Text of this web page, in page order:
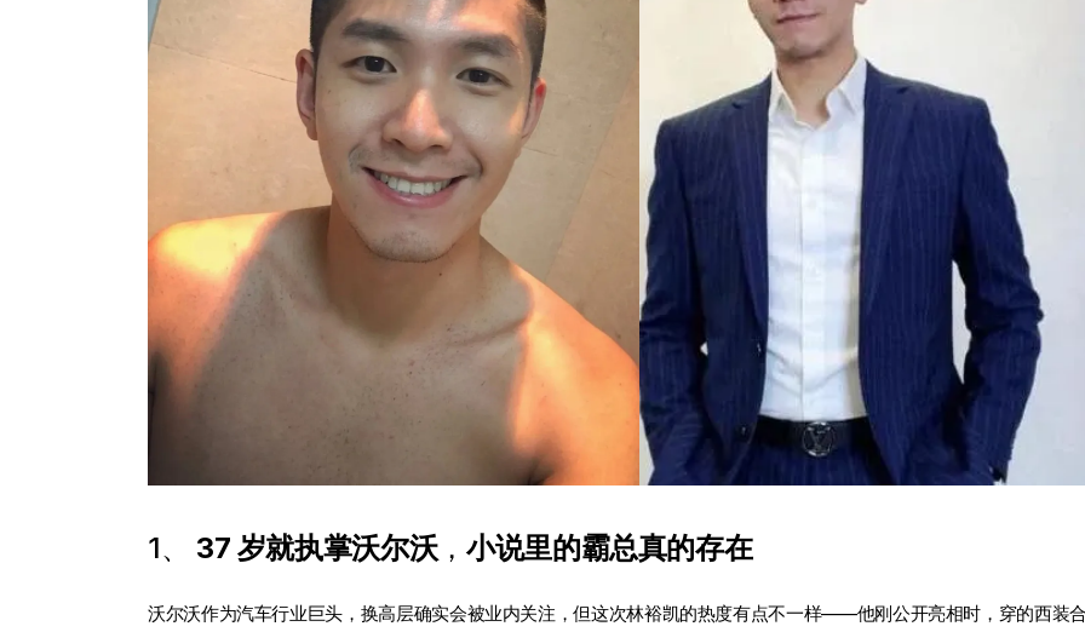
1、 37 岁就执掌沃尔沃， 小说里的霸总真的存在
沃尔沃作为汽车行业巨头，换高层确实会被业内关注，但这次林裕凯的热度有点不一样——他刚公开亮相时，穿的西装